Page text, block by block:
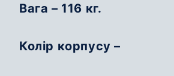
Вага – 116 кг.
Колір корпусу –